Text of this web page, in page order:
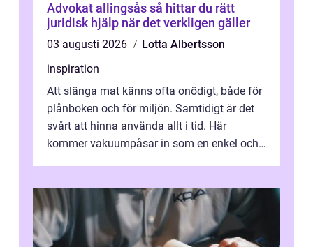
Advokat allingsås så hittar du rätt
juridisk hjälp när det verkligen gäller
03 augusti 2026
Lotta Albertsson
inspiration
Att slänga mat känns ofta onödigt, både för
plånboken och för miljön. Samtidigt är det
svårt att hinna använda allt i tid. Här
kommer vakuumpåsar in som en enkel och